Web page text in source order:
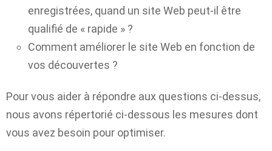
enregistrées, quand un site Web peut-il être
qualifié de « rapide » ?
Comment améliorer le site Web en fonction de
vos découvertes ?
Pour vous aider à répondre aux questions ci-dessus,
nous avons répertorié ci-dessous les mesures dont
vous avez besoin pour optimiser.